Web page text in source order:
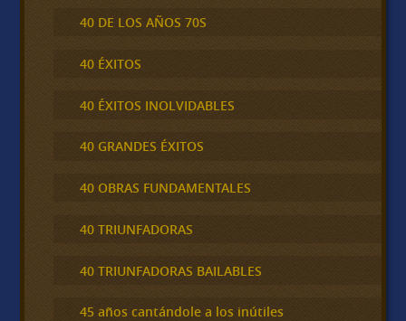
40 DE LOS AÑOS 70S
40 ÉXITOS
40 ÉXITOS INOLVIDABLES
40 GRANDES ÉXITOS
40 OBRAS FUNDAMENTALES
40 TRIUNFADORAS
40 TRIUNFADORAS BAILABLES
45 años cantándole a los inútiles